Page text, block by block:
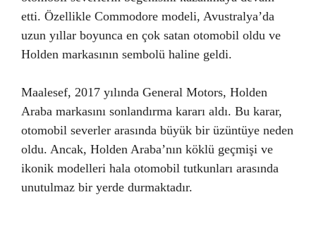
etti. Özellikle Commodore modeli, Avustralya’da
uzun yıllar boyunca en çok satan otomobil oldu ve
Holden markasının sembolü haline geldi.
Maalesef, 2017 yılında General Motors, Holden
Araba markasını sonlandırma kararı aldı. Bu karar,
otomobil severler arasında büyük bir üzüntüye neden
oldu. Ancak, Holden Araba’nın köklü geçmişi ve
ikonik modelleri hala otomobil tutkunları arasında
unutulmaz bir yerde durmaktadır.